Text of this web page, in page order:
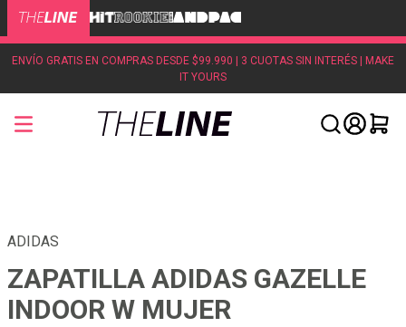
ENVÍO GRATIS EN COMPRAS DESDE $99.990 | 3 CUOTAS SIN INTERÉS | MAKE
IT YOURS
ADIDAS
ZAPATILLA ADIDAS GAZELLE
INDOOR W MUJER